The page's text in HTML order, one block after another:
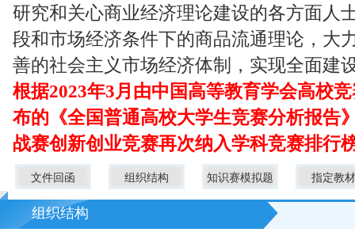
研究和关心商业经济理论建设的各方面人
段和市场经济条件下的商品流通理论，大
善的社会主义市场经济体制，实现全面建
根据2023年3月由中国高等教育学会高校
布的《全国普通高校大学生竞赛分析报告
战赛创新创业竞赛再次纳入学科竞赛排行
文件回函 组织结构 知识赛模拟题 指定教材
组织结构